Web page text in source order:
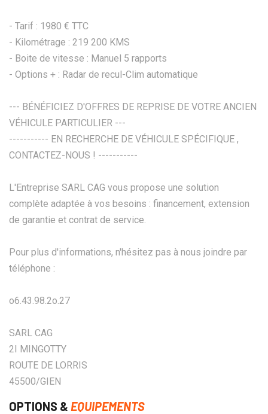
- Tarif : 1980 € TTC
- Kilométrage : 219 200 KMS
- Boite de vitesse : Manuel 5 rapports
- Options + : Radar de recul-Clim automatique
--- BÉNÉFICIEZ D'OFFRES DE REPRISE DE VOTRE ANCIEN
VÉHICULE PARTICULIER ---
----------- EN RECHERCHE DE VÉHICULE SPÉCIFIQUE ,
CONTACTEZ-NOUS ! -----------
L'Entreprise SARL CAG vous propose une solution
complète adaptée à vos besoins : financement, extension
de garantie et contrat de service.
Pour plus d'informations, n'hésitez pas à nous joindre par
téléphone :
o6.43.98.2o.27
SARL CAG
2I MINGOTTY
ROUTE DE LORRIS
45500/GIEN
OPTIONS & EQUIPEMENTS